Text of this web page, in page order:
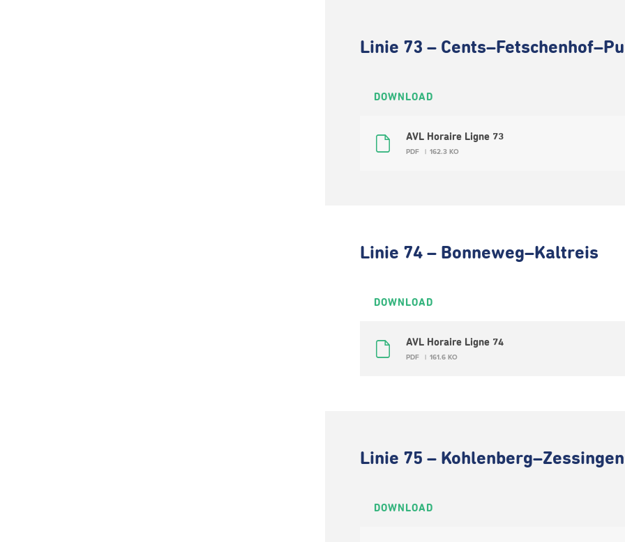
Linie 73 –
DOWNLOAD
AVL Horaire Ligne 73
PDF 162.3 KO
Linie 74 – Bonneweg–Kaltreis
DOWNLOAD
AVL Horaire Ligne 74
PDF 161.6 KO
Linie 75 –
DOWNLOAD